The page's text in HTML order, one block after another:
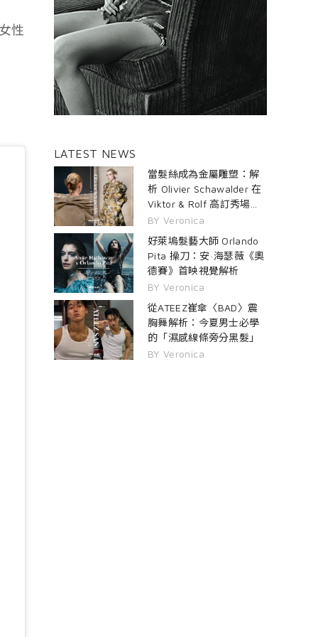
性
LATEST NEWS
當髮絲成為金屬雕塑：解
析 Olivier Schawalder 在
Viktor & Rolf 高訂秀場的
雙生髮藝
BY Veronica
好萊塢髮藝大師 Orlando
Pita 操刀：安·海瑟薇《奧
德賽》首映視覺解析
BY Veronica
從ATEEZ崔傘〈BAD〉震
胸舞解析：今夏男士必學
的「濕感線條旁分黑髮」
BY Veronica